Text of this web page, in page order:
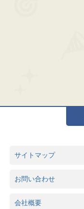
サイトマップ
お問い合わせ
会社概要